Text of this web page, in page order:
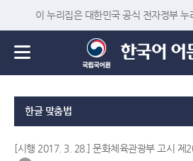
이 누리집은 대한민국 공식 전자정부 누
한글 맞춤법
[시행 2017. 3. 28.] 문화체육관광부 고시 제